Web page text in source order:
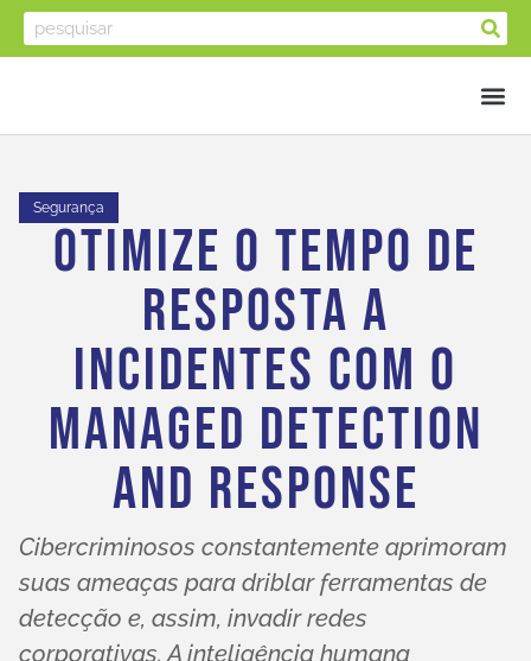
Segurança
Otimize O Tempo De
Resposta A
Incidentes Com O
Managed Detection
And Response
Cibercriminosos constantemente aprimoram
suas ameaças para driblar ferramentas de
detecção e, assim, invadir redes
corporativas. A inteligência humana